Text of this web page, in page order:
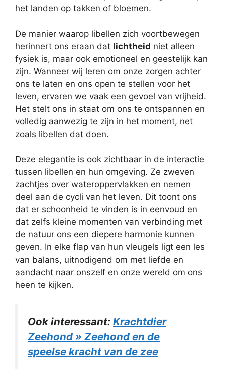
het landen op takken of bloemen.
De manier waarop libellen zich voortbewegen
herinnert ons eraan dat lichtheid niet alleen
fysiek is, maar ook emotioneel en geestelijk kan
zijn. Wanneer wij leren om onze zorgen achter
ons te laten en ons open te stellen voor het
leven, ervaren we vaak een gevoel van vrijheid.
Het stelt ons in staat om ons te ontspannen en
volledig aanwezig te zijn in het moment, net
zoals libellen dat doen.
Deze elegantie is ook zichtbaar in de interactie
tussen libellen en hun omgeving. Ze zweven
zachtjes over wateroppervlakken en nemen
deel aan de cycli van het leven. Dit toont ons
dat er schoonheid te vinden is in eenvoud en
dat zelfs kleine momenten van verbinding met
de natuur ons een diepere harmonie kunnen
geven. In elke flap van hun vleugels ligt een les
van balans, uitnodigend om met liefde en
aandacht naar onszelf en onze wereld om ons
heen te kijken.
Ook interessant: Krachtdier
Zeehond » Zeehond en de
speelse kracht van de zee